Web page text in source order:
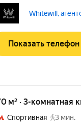
по эксклюзивному
шкафы
Whitewill,
Показать телефон
70 м² · 3-комнатная
Спортивная
3 мин.